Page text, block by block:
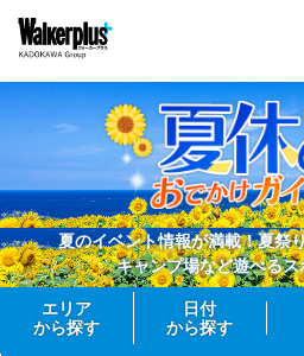
夏のイベント情報が満載！夏祭
キャンプ場など遊べる
エリア
から探す
日付
から探す